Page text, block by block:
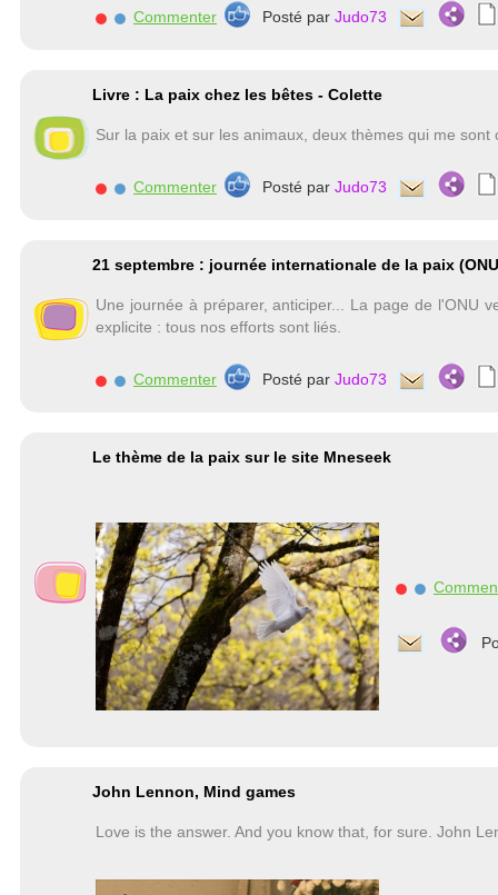
Commenter Posté par Judo73
Livre : La paix chez les bêtes - Colette
Sur la paix et sur les animaux, deux thèmes qui me sont
Commenter Posté par Judo73
21 septembre : journée internationale de la paix
Une journée à préparer, anticiper... La page de l'ONU
explicite : tous nos efforts sont liés.
Commenter Posté par Judo73
Le thème de la paix sur le site Mneseek
John Lennon, Mind games
Love is the answer. And you know that, for sure. John